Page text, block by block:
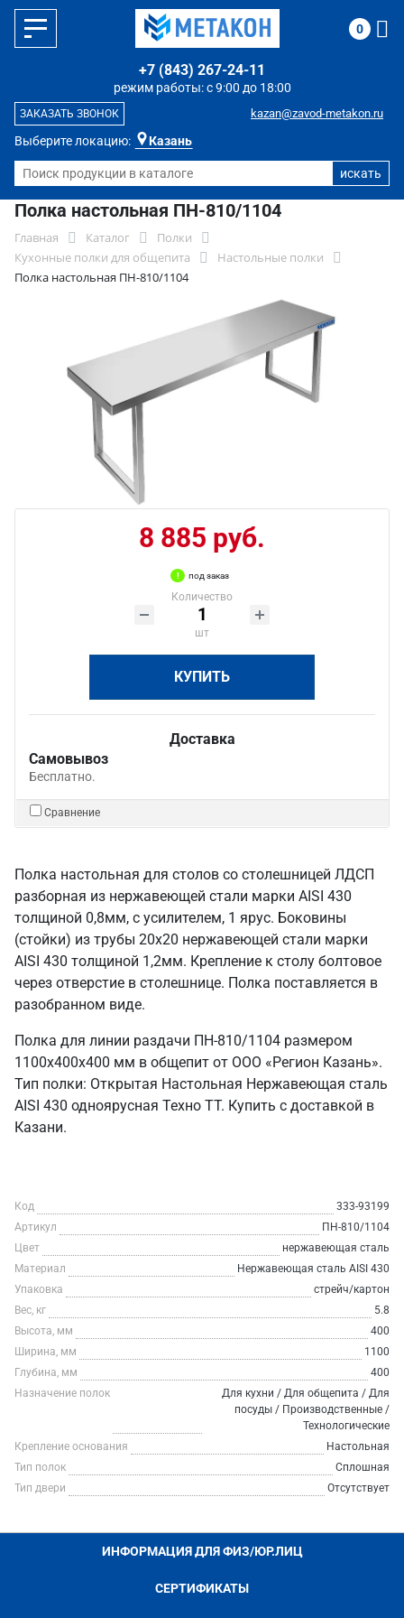
Выберите локацию: Казань
режим работы: с 9:00 до 18:00
+7 (843) 267-24-11
kazan@zavod-metakon.ru
ЗАКАЗАТЬ ЗВОНОК
0
Полка настольная ПН-810/1104
Главная Каталог
Полки
Кухонные полки для общепита
Настольные полки
Полка настольная ПН-810/1104
8 885 руб.
под заказ
Количество
шт
КУПИТЬ
Доставка
Самовывоз
Бесплатно.
Сравнение
Полка настольная для столов со столешницей ЛДСП
разборная из нержавеющей стали марки AISI 430
толщиной 0,8мм, с усилителем, 1 ярус. Боковины
(стойки) из трубы 20х20 нержавеющей стали марки
AISI 430 толщиной 1,2мм. Крепление к столу болтовое
через отверстие в столешнице. Полка поставляется в
разобранном виде.
Полка для линии раздачи ПН-810/1104 размером
1100х400х400 мм в общепит от ООО «Регион Казань».
Тип полки: Открытая Настольная Нержавеющая сталь
AISI 430 одноярусная Техно ТТ. Купить с доставкой в
Казани.
Код
333-93199
Артикул
ПН-810/1104
Цвет
нержавеющая сталь
Материал
Нержавеющая сталь AISI 430
Упаковка
стрейч/картон
Вес, кг
5.8
Высота, мм
400
Ширина, мм
1100
Глубина, мм
400
Назначение полок
Для кухни / Для общепита / Для
посуды / Производственные /
Технологические
Крепление основания
Настольная
Тип полок
Сплошная
Тип двери
Отсутствует
ИНФОРМАЦИЯ ДЛЯ ФИЗ/ЮР.ЛИЦ
СЕРТИФИКАТЫ